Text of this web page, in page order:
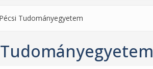
Pécsi Tudományegyetem